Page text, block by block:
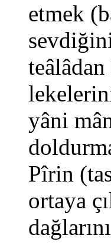
etmek
yâni
Pîrin
ortaya